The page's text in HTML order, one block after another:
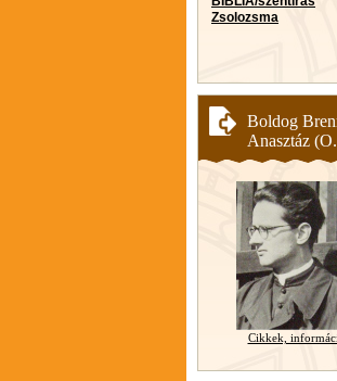
Zsolozsma
Boldog
Anasztáz
Cikkek,